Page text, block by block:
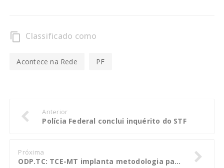
content_copy Classificado como
Acontece na Rede PF
Anterior
Polícia Federal conclui inquérito do STF
Próxima
ODP.TC: TCE-MT implanta metodologia para fomentar auditoria dos gastos públicos